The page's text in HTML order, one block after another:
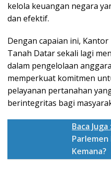
kelola keuangan negara
dan efektif.
Dengan capaian ini,
Tanah Datar sekali lagi
dalam pengelolaan
memperkuat komitmen
pelayanan pertanahan
berintegritas bagi
Baca Juga :
Kemana?